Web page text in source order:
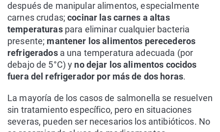
después de manipular alimentos, especialmente
carnes crudas; cocinar las carnes a altas
temperaturaspara eliminar cualquier bacteria
presente; mantener los alimentos perecederos
refrigeradosa una temperatura adecuada (por
debajo de 5°C) y no dejar los alimentos cocidos
fuera del refrigerador por más de dos horas.
La mayoría de los casos de salmonella se resuelven
sin tratamiento específico, pero en situaciones
severas, pueden ser necesarios los antibióticos. No